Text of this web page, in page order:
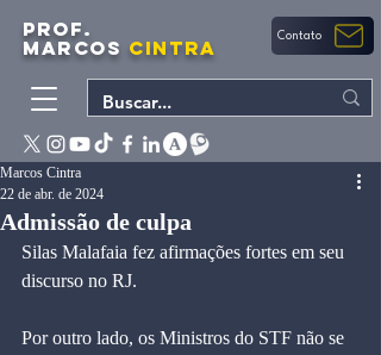
PROF.
MARCOS CINTRA Contato
Admissão de culpa
Marcos Cintra
22 de abr. de 2024
Silas Malafaia fez afirmações fortes em seu
discurso no RJ.
Por outro lado, os Ministros do STF não se